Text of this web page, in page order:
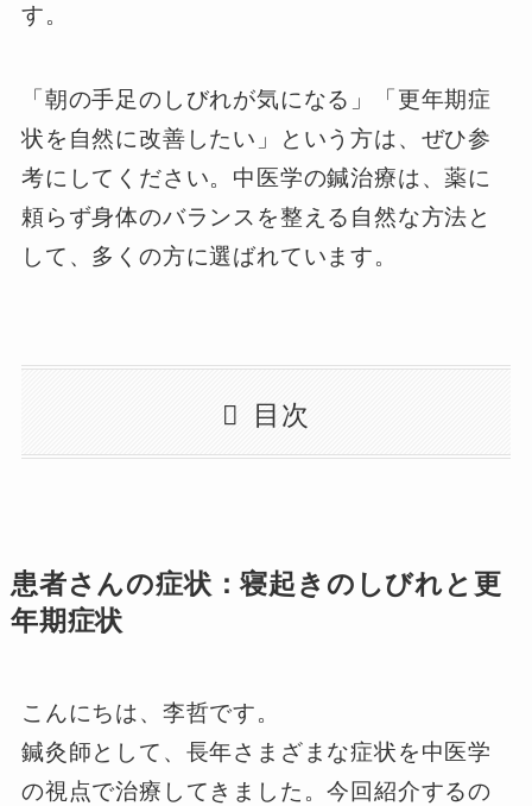
す。
「朝の手足のしびれが気になる」「更年期症
状を自然に改善したい」という方は、ぜひ参
考にしてください。中医学の鍼治療は、薬に
頼らず身体のバランスを整える自然な方法と
して、多くの方に選ばれています。
目次
患者さんの症状：寝起きのしびれと更
年期症状
こんにちは、李哲です。
鍼灸師として、長年さまざまな症状を中医学
の視点で治療してきました。今回紹介するの